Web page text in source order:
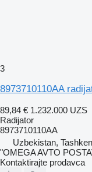
3
8973710110AA
89,84 € 1.232.000 UZS
Radijator
8973710110АА
Uzbekistan,
"OMEGA AVTO
Kontaktirajte prodavca